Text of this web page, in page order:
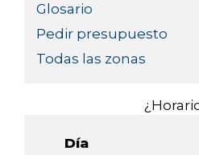
Glosario
Pedir presupuesto
Todas las zonas
Día